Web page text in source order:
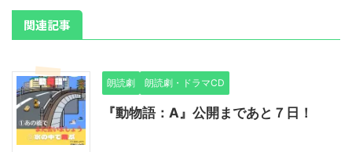
関連記事
朗読劇 朗読劇・ドラマCD
『動物語：A』公開まであと７日！